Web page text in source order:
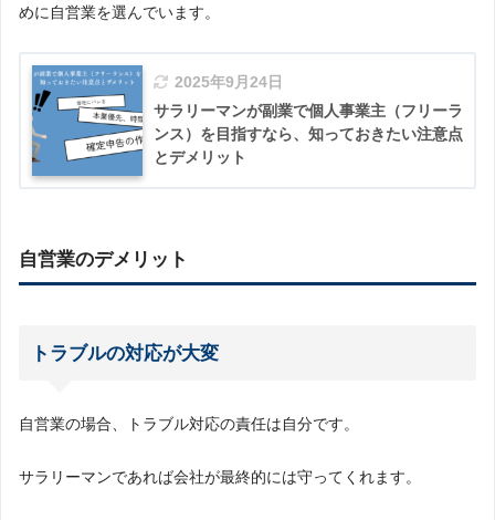
めに自営業を選んでいます。
2025年9月24日
サラリーマンが副業で個人事業主（フリーラ
ンス）を目指すなら、知っておきたい注意点
とデメリット
自営業のデメリット
トラブルの対応が大変
自営業の場合、トラブル対応の責任は自分です。
サラリーマンであれば会社が最終的には守ってくれます。